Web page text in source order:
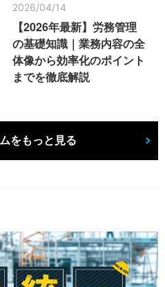
2026/04/14
【2026年最新】労務管理
の基礎知識｜業務内容の全
体像から効率化のポイント
までを徹底解説
をもっと見る